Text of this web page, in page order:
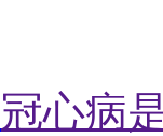
冠心病